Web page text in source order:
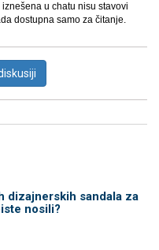
u chatu nisu stavovi
dostupna samo za čitanje.
dizajnerskih sandala za
nosili?